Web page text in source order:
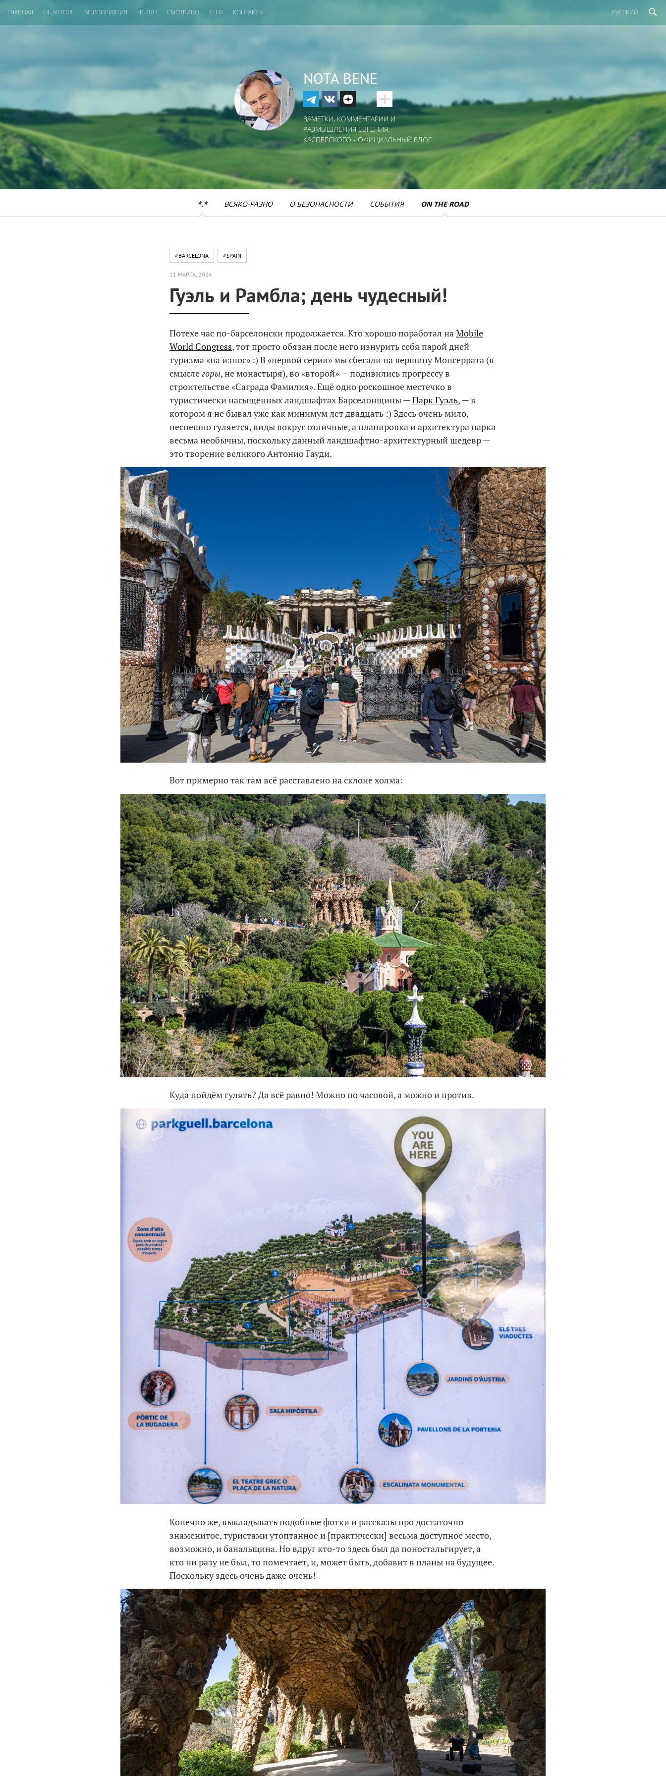
ГЛАВНАЯ ОБ АВТОРЕ МЕРОПРИЯТИЯ ЧТИВО СМОТРИВО ТЕГИ КОНТАКТЫ РУССКИЙ
NOTA BENE
ЗАМЕТКИ, КОММЕНТАРИИ И
РАЗМЫШЛЕНИЯ ЕВГЕНИЯ
КАСПЕРСКОГО - ОФИЦИАЛЬНЫЙ БЛОГ
*.* ВСЯКО-РАЗНО О БЕЗОПАСНОСТИ СОБЫТИЯ ON THE ROAD
#BARCELONA #SPAIN
11 МАРТА, 2024
Гуэль и Рамбла; день чудесный!
Потехе час по-барселонски продолжается. Кто хорошо поработал наMobile
World Congress, тот просто обязан после него изнурить себя парой дней
туризма «на износ» :) В «первой серии» мы сбегали на вершину Монсеррата (в
смыслегоры, не монастыря), во «второй» — подивились прогрессу в
строительстве «Саграда Фамилия». Ещё одно роскошное местечко в
туристически насыщенных ландшафтах Барселонщины —Парк Гуэль, — в
котором я не бывал уже как минимум лет двадцать :) Здесь очень мило,
неспешно гуляется, виды вокруг отличные, а планировка и архитектура парка
весьма необычны, поскольку данный ландшафтно-архитектурный шедевр —
это творение великого Антонио Гауди.
Вот примерно так там всё расставлено на склоне холма:
Куда пойдём гулять? Да всё равно! Можно по часовой, а можно и против.
Конечно же, выкладывать подобные фотки и рассказы про достаточно
знаменитое, туристами утоптанное и [практически] весьма доступное место,
возможно, и банальщина. Но вдруг кто-то здесь был да поностальгирует, а
кто ни разу не был, то помечтает, и, может быть, добавит в планы на будущее.
Поскольку здесь очень даже очень!